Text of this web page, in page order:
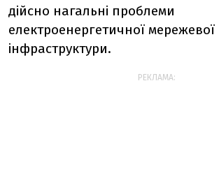
дійсно нагальні проблеми
електроенергетичної мережевої
інфраструктури.
РЕКЛАМА: